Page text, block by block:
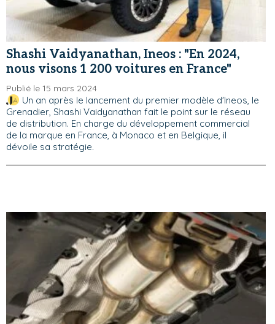
Shashi Vaidyanathan, Ineos : "En 2024,
nous visons 1 200 voitures en France"
Publié le 15 mars 2024
Un an après le lancement du premier modèle d'Ineos, le
Grenadier, Shashi Vaidyanathan fait le point sur le réseau
de distribution. En charge du développement commercial
de la marque en France, à Monaco et en Belgique, il
dévoile sa stratégie.